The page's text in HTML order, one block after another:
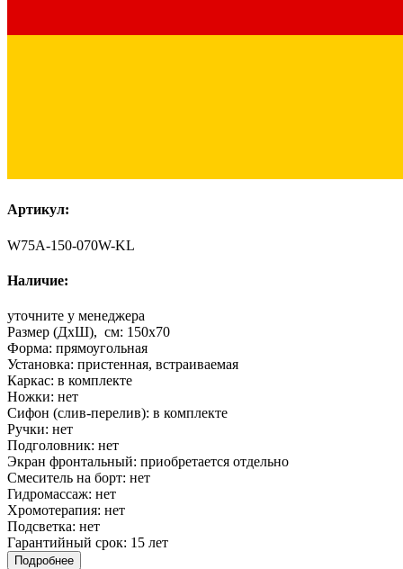
Артикул:
W75A-150-070W-KL
Наличие:
уточните у менеджера
Размер (ДхШ), см: 150x70
Форма: прямоугольная
Установка: пристенная, встраиваемая
Каркас: в комплекте
Ножки: нет
Сифон (слив-перелив): в комплекте
Ручки: нет
Подголовник: нет
Экран фронтальный: приобретается отдельно
Смеситель на борт: нет
Гидромассаж: нет
Хромотерапия: нет
Подсветка: нет
Гарантийный срок: 15 лет
Подробнее